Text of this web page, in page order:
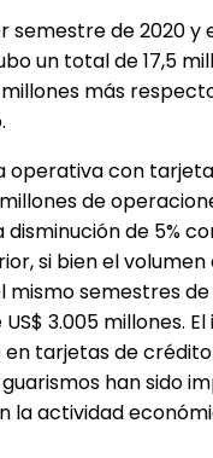
semestre de 2020 y
un total de 17,5
más
operativa con
de
de 5%
si bien el volumen
mismo semestres de
3.005 millones.
en tarjetas de
han sido
la actividad